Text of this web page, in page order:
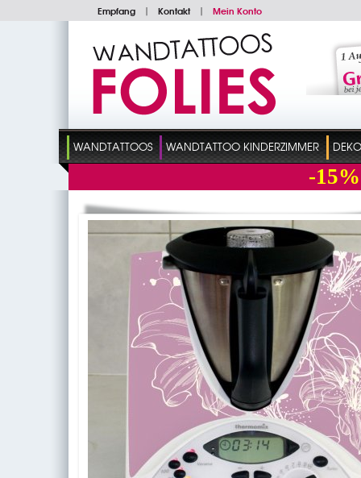
Empfang | Kontakt | Mein Konto
WANDTATTOOS WANDTATTOO KINDERZIMMER
-15%